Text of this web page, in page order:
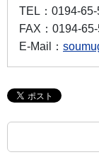
TEL： 0194-
FAX： 0194-
E-Mail：